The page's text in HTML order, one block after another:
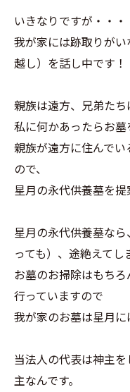
いきなりですが・・・
我が家には跡取りが
越し）を話し中です！
親族は遠方、兄弟た
私に何かあったらお墓
親族が遠方に住んで
ので、
星月の永代供養墓を提
星月の永代供養墓な
っても）、途絶えてし
お墓のお掃除はもち
行っていますので
我が家のお墓は星月に
当法人の代表は神主
主なんです。